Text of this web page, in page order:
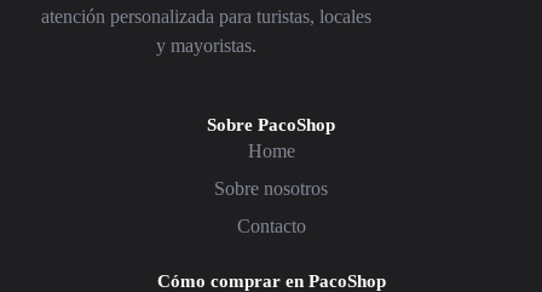
atención personalizada para turistas, locales
y mayoristas.
Sobre PacoShop
Home
Sobre nosotros
Contacto
Cómo comprar en PacoShop